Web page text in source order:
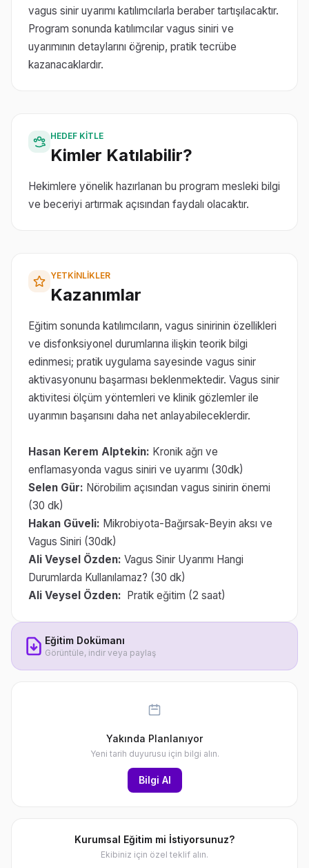
vagus sinir uyarımı katılımcılarla beraber tartışılacaktır.
Program sonunda katılımcılar vagus siniri ve
uyarımının detaylarını öğrenip, pratik tecrübe
kazanacaklardır.
HEDEF KITLE
Kimler Katılabilir?
Hekimlere yönelik hazırlanan bu program mesleki bilgi
ve beceriyi artırmak açısından faydalı olacaktır.
YETKINLIKLER
Kazanımlar
Eğitim sonunda katılımcıların, vagus sinirinin özellikleri
ve disfonksiyonel durumlarına ilişkin teorik bilgi
edinmesi; pratik uygulama sayesinde vagus sinir
aktivasyonunu başarması beklenmektedir. Vagus sinir
aktivitesi ölçüm yöntemleri ve klinik gözlemler ile
uyarımın başarısını daha net anlayabileceklerdir.
Hasan Kerem Alptekin: Kronik ağrı ve
enflamasyonda vagus siniri ve uyarımı (30dk)
Selen Gür: Nörobilim açısından vagus sinirin önemi
(30 dk)
Hakan Güveli: Mikrobiyota-Bağırsak-Beyin aksı ve
Vagus Siniri (30dk)
Ali Veysel Özden: Vagus Sinir Uyarımı Hangi
Durumlarda Kullanılamaz? (30 dk)
Ali Veysel Özden: Pratik eğitim (2 saat)
Eğitim Dokümanı
Görüntüle, indir veya paylaş
Yakında Planlanıyor
Yeni tarih duyurusu için bilgi alın.
Bilgi Al
Kurumsal Eğitim mi İstiyorsunuz?
Ekibiniz için özel teklif alın.